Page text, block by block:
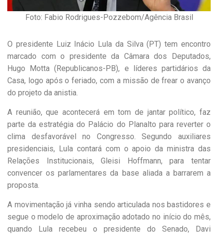
Foto: Fabio Rodrigues-Pozzebom/Agência Brasil
O presidente Luiz Inácio Lula da Silva (PT) tem encontro
marcado com o presidente da Câmara dos Deputados,
Hugo Motta (Republicanos-PB), e líderes partidários da
Casa, logo após o feriado, com a missão de frear o avanço
do projeto da anistia.
A reunião, que acontecerá em tom de jantar político, faz
parte da estratégia do Palácio do Planalto para reverter o
clima desfavorável no Congresso. Segundo auxiliares
presidenciais, Lula contará com o apoio da ministra das
Relações Institucionais, Gleisi Hoffmann, para tentar
convencer os parlamentares da base aliada a barrarem a
proposta.
A movimentação já vinha sendo articulada nos bastidores e
segue o modelo de aproximação adotado no início do mês,
quando Lula recebeu o presidente do Senado, Davi